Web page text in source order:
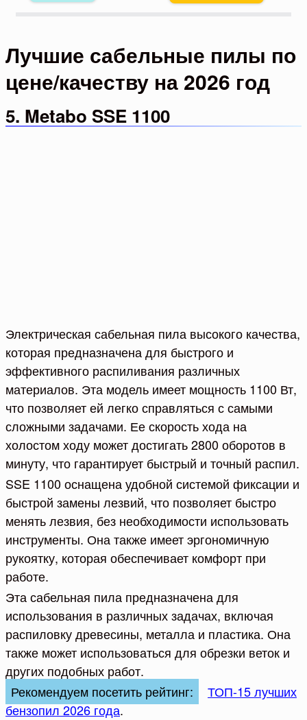
Лучшие сабельные пилы по
цене/качеству на 2026 год
5. Metabo SSE 1100
Электрическая сабельная пила высокого качества,
которая предназначена для быстрого и
эффективного распиливания различных
материалов. Эта модель имеет мощность 1100 Вт,
что позволяет ей легко справляться с самыми
сложными задачами. Ее скорость хода на
холостом ходу может достигать 2800 оборотов в
минуту, что гарантирует быстрый и точный распил.
SSE 1100 оснащена удобной системой фиксации и
быстрой замены лезвий, что позволяет быстро
менять лезвия, без необходимости использовать
инструменты. Она также имеет эргономичную
рукоятку, которая обеспечивает комфорт при
работе.
Эта сабельная пила предназначена для
использования в различных задачах, включая
распиловку древесины, металла и пластика. Она
также может использоваться для обрезки веток и
других подобных работ.
Рекомендуем посетить рейтинг:
ТОП-15 лучших
бензопил 2026 года.